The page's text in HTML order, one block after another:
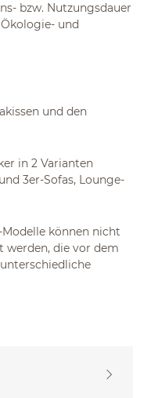
bzw. Nutzungsdauer
und
und den
in 2 Varianten
3er-Sofas, Lounge-
Modelle können nicht
werden, die vor dem